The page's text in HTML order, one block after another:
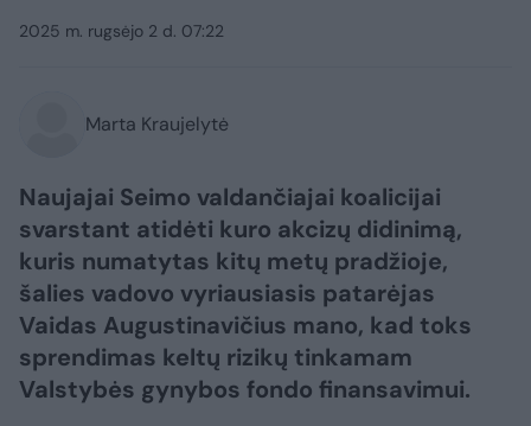
2025 m. rugsėjo 2 d. 07:22
Marta Kraujelytė
Naujajai Seimo valdančiajai koalicijai
svarstant atidėti kuro akcizų didinimą,
kuris numatytas kitų metų pradžioje,
šalies vadovo vyriausiasis patarėjas
Vaidas Augustinavičius mano, kad toks
sprendimas keltų rizikų tinkamam
Valstybės gynybos fondo finansavimui.